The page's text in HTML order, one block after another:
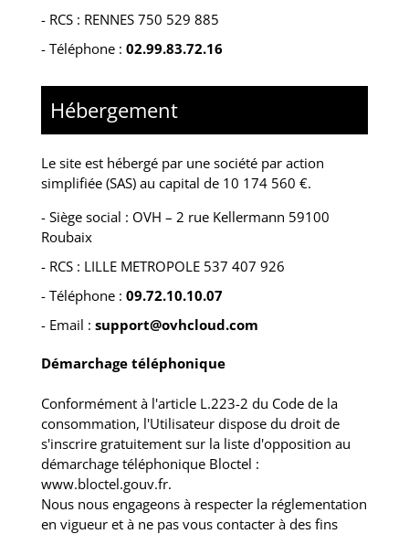
- RCS : RENNES 750 529 885
- Téléphone : 02.99.83.72.16
Hébergement
Le site est hébergé par une société par action
simplifiée (SAS) au capital de 10 174 560 €.
- Siège social : OVH – 2 rue Kellermann 59100
Roubaix
- RCS : LILLE METROPOLE 537 407 926
- Téléphone : 09.72.10.10.07
- Email : support@ovhcloud.com
Démarchage téléphonique
Conformément à l'article L.223-2 du Code de la
consommation, l'Utilisateur dispose du droit de
s'inscrire gratuitement sur la liste d'opposition au
démarchage téléphonique Bloctel :
www.bloctel.gouv.fr.
Nous nous engageons à respecter la réglementation
en vigueur et à ne pas vous contacter à des fins